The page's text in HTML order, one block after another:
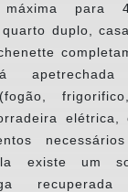
máxima para
duplo,
elétrica,
existe um